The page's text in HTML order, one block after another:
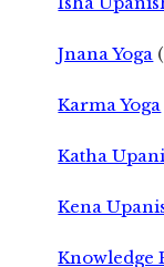
Jnana Yoga
Karma Yoga
Katha
Kena
Knowledge